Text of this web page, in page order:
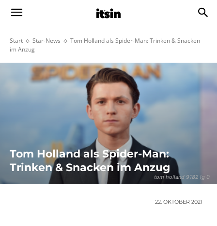
Start Star-News
Tom Holland als Spider-Man: Trinken & Snacken
im Anzug
tom holland 9182 lg 0
Tom Holland als Spider-Man:
Trinken & Snacken im Anzug
22. OKTOBER 2021